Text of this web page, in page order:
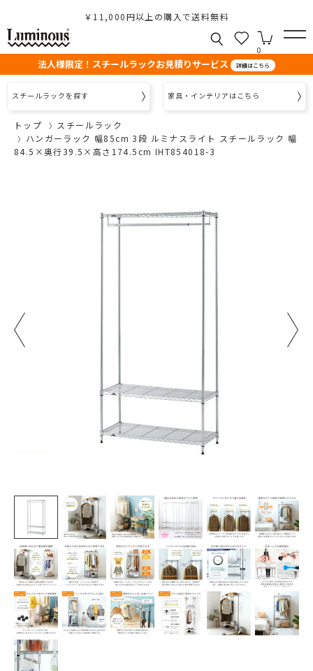
￥11,000円以上の購入で送料無料
0
法人様限定！スチールラックお見積りサービス 詳細はこちら
スチールラックを探す 家具・インテリアはこちら
トップ
スチールラック
ハンガーラック 幅85cm 3段 ルミナスライト スチールラック 幅
84.5×奥行39.5×高さ174.5cm IHT854018-3